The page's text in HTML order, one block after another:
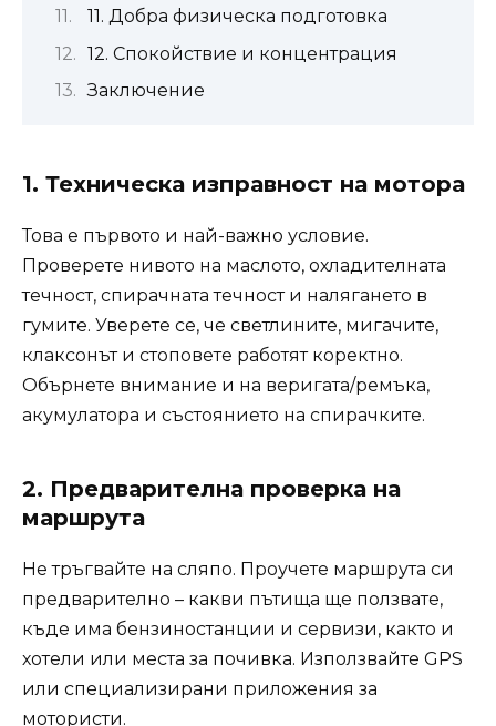
11. Добра физическа подготовка
12. Спокойствие и концентрация
Заключение
1. Техническа изправност на мотора
Това е първото и най-важно условие.
Проверете нивото на маслото, охладителната
течност, спирачната течност и налягането в
гумите. Уверете се, че светлините, мигачите,
клаксонът и стоповете работят коректно.
Обърнете внимание и на веригата/ремъка,
акумулатора и състоянието на спирачките.
2. Предварителна проверка на
маршрута
Не тръгвайте на сляпо. Проучете маршрута си
предварително – какви пътища ще ползвате,
къде има бензиностанции и сервизи, както и
хотели или места за почивка. Използвайте GPS
или специализирани приложения за
мотористи.